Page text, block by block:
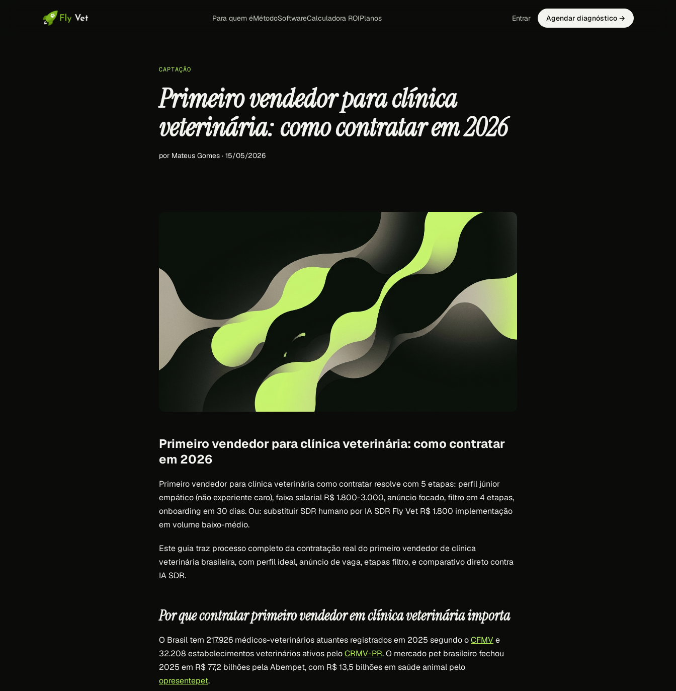
Para quem éMétodoSoftwareCalculadora ROIPlanos Entrar Agendar diagnóstico →
CAPTAÇÃO
Primeiro vendedor para clínica
veterinária: como contratar em 2026
por Mateus Gomes · 15/05/2026
Primeiro vendedor para clínica veterinária: como contratar
em 2026
Primeiro vendedor para clínica veterinária como contratar resolve com 5 etapas: perfil júnior
empático (não experiente caro), faixa salarial R$ 1.800-3.000, anúncio focado, filtro em 4 etapas,
onboarding em 30 dias. Ou: substituir SDR humano por IA SDR Fly Vet R$ 1.800 implementação
em volume baixo-médio.
Este guia traz processo completo da contratação real do primeiro vendedor de clínica
veterinária brasileira, com perfil ideal, anúncio de vaga, etapas filtro, e comparativo direto contra
IA SDR.
Por que contratar primeiro vendedor em clínica veterinária importa
O Brasil tem 217.926 médicos-veterinários atuantes registrados em 2025 segundo oCFMV e
32.208 estabelecimentos veterinários ativos peloCRMV-PR. O mercado pet brasileiro fechou
2025 em R$ 77,2 bilhões pela Abempet, com R$ 13,5 bilhões em saúde animal pelo
opresentepet.